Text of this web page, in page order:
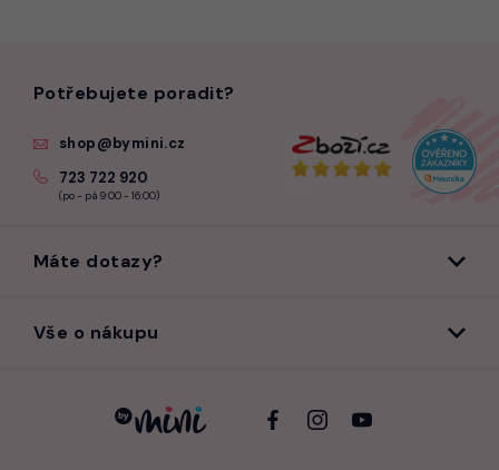
Potřebujete poradit?
shop@bymini.cz
723 722 920
(po - pá 9:00 - 16:00)
Máte dotazy?
Vše o nákupu